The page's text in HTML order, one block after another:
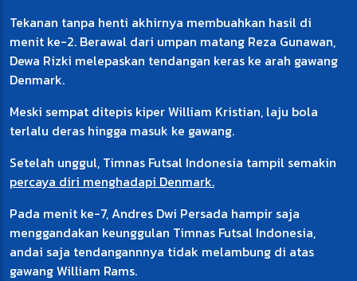
Tekanan tanpa henti akhirnya membuahkan hasil di
menit ke-2. Berawal dari umpan matang Reza Gunawan,
Dewa Rizki melepaskan tendangan keras ke arah gawang
Denmark.
Meski sempat ditepis kiper William Kristian, laju bola
terlalu deras hingga masuk ke gawang.
Setelah unggul, Timnas Futsal Indonesia tampil semakin
percaya diri menghadapi Denmark.
Pada menit ke-7, Andres Dwi Persada hampir saja
menggandakan keunggulan Timnas Futsal Indonesia,
andai saja tendangannnya tidak melambung di atas
gawang William Rams.